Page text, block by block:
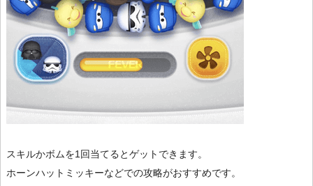
スキルかボムを1回当てるとゲットできます。
ホーンハットミッキーなどでの攻略がおすすめです。